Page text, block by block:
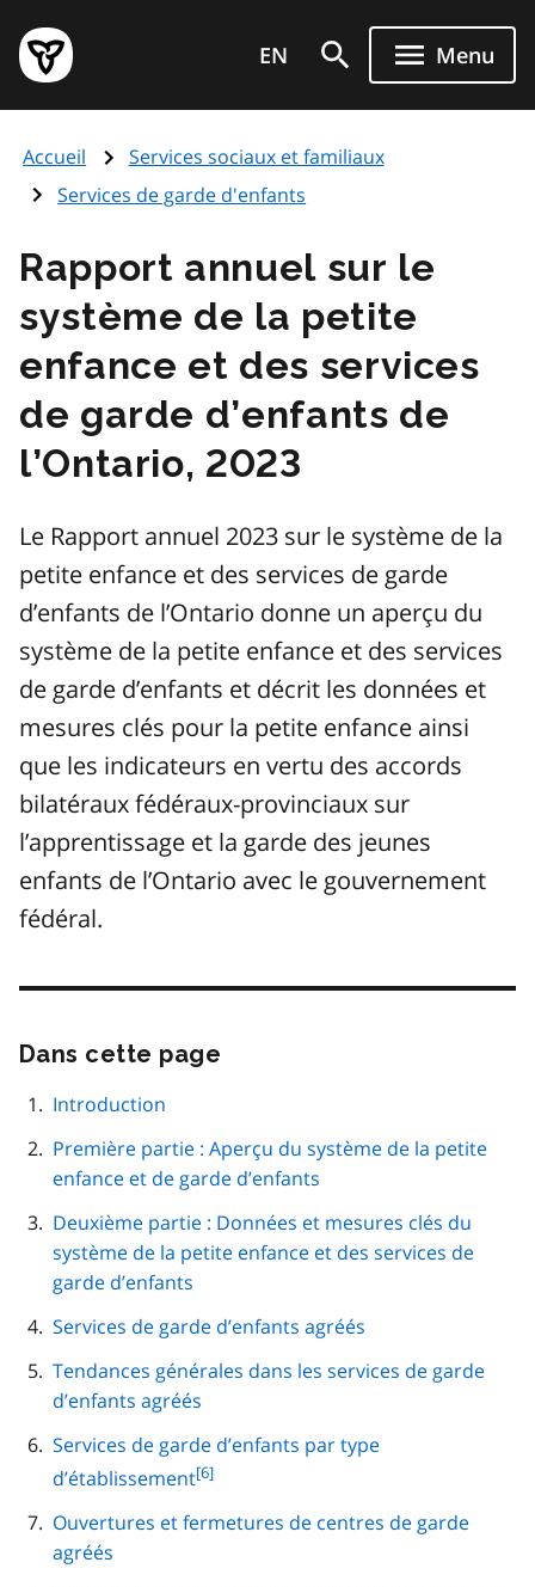
au
contenu
principal
Page
d'accueil
de
l'Ontario
EN Menu
Accueil
Services sociaux et familiaux
Services de garde d'enfants
Rapport annuel sur le
système de la petite
enfance et des services
de garde d’enfants de
l’Ontario, 2023
Le Rapport annuel 2023 sur le système de la
petite enfance et des services de garde
d’enfants de l’Ontario donne un aperçu du
système de la petite enfance et des services
de garde d’enfants et décrit les données et
mesures clés pour la petite enfance ainsi
que les indicateurs en vertu des accords
bilatéraux fédéraux-provinciaux sur
l’apprentissage et la garde des jeunes
enfants de l’Ontario avec le gouvernement
fédéral.
Dans cette page
page
Introduction
Première partie : Aperçu du système de la petite
enfance et de garde d’enfants
Deuxième partie : Données et mesures clés du
système de la petite enfance et des services de
garde d’enfants
Services de garde d’enfants agréés
Tendances générales dans les services de garde
d’enfants agréés
Services de garde d’enfants par type
d’établissementfootnote
[6]
Ouvertures et fermetures de centres de garde
agréés